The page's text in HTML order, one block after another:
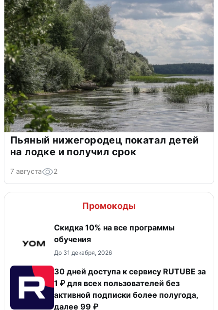
Пьяный нижегородец покатал детей
на лодке и получил срок
7 августа 2
Промокоды
Скидка 10% на все программы
обучения
До 31 декабря, 2026
30 дней доступа к сервису RUTUBE за
1 ₽ для всех пользователей без
активной подписки более полугода,
далее 99 ₽